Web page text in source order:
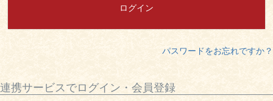
常陸牛とは？
すき焼き
BBQ
ログイン
パスワードをお忘れですか？
連携サービスでログイン・会員登録